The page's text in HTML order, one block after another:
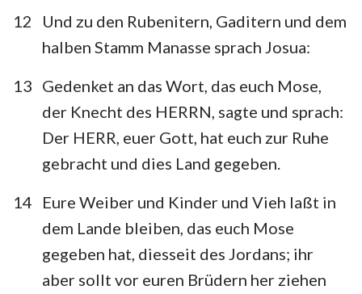
12
Und zu den Rubenitern, Gaditern und dem
halben Stamm Manasse sprach Josua:
13 Gedenket an das Wort, das euch Mose,
der Knecht des HERRN, sagte und sprach:
Der HERR, euer Gott, hat euch zur Ruhe
gebracht und dies Land gegeben.
14
Eure Weiber und Kinder und Vieh laßt in
dem Lande bleiben, das euch Mose
gegeben hat, diesseit des Jordans; ihr
aber sollt vor euren Brüdern her ziehen